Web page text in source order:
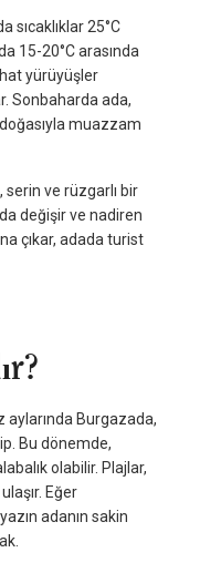
sıcaklıklar 25°C
15-20°C arasında
yürüyüşler
Sonbaharda ada,
muazzam
serin ve rüzgarlı bir
değişir ve nadiren
çıkar, adada turist
aylarında Burgazada,
Bu dönemde,
olabilir. Plajlar,
Eğer
adanın sakin